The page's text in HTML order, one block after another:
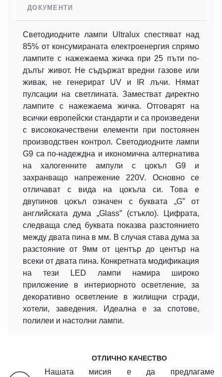
ДОКУМЕНТИ
Светодиодните лампи Ultralux спестяват над
85% от консумираната електроенергия спрямо
лампите с нажежаема жичка при 25 пъти по-
дълъг живот. Не съдържат вредни газове или
живак, не генерират UV и IR лъчи. Нямат
пулсации на светлината. Заместват директно
лампите с нажежаема жичка. Отговарят на
всички европейски стандарти и са произведени
с висококачествени елементи при постоянен
производствен контрол. Светодиодните лампи
G9 са по-надеждна и икономична алтернатива
на халогенните ампули с цокъл G9 и
захранващо напрежение 220V. Основно се
отличават с вида на цокъла си. Това е
двупинов цокъл означен с буквата „G” от
английската дума „Glass” (стъкло). Цифрата,
следваща след буквата показва разстоянието
между двата пина в мм. В случая става дума за
разстояние от 9мм от център до център на
всеки от двата пина. Конкретната модификация
на тези LED лампи намира широко
приложение в интериорното осветление, за
декоративно осветление в жилищни сгради,
хотели, заведения. Идеална е за спотове,
полилеи и настолни лампи.
ОТЛИЧНО КАЧЕСТВО
Нашата мисия е да предлагаме